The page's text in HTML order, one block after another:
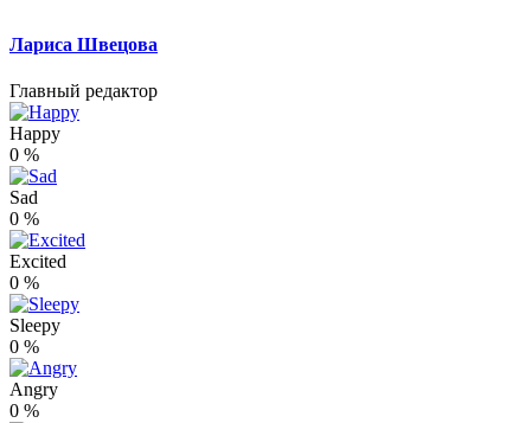
Лариса Швецова
Главный редактор
Happy
0 %
Sad
0 %
Excited
0 %
Sleepy
0 %
Angry
0 %